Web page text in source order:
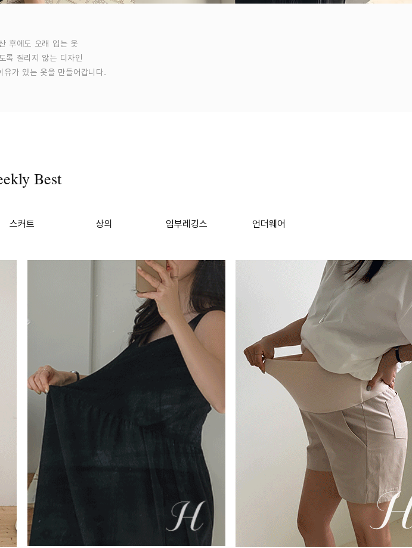
후에도 오래 입는 옷
록 질리지 않는 디자인
유가 있는 옷을 만들어갑니다.
Best
스커트 상의 임부레깅스 언더웨어